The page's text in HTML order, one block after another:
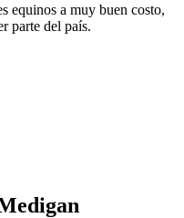
equinos a muy buen costo,
parte del país.